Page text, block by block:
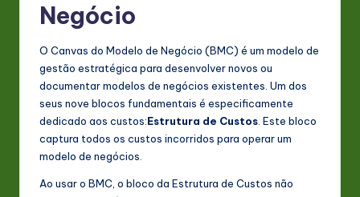
Negócio
O Canvas do Modelo de Negócio (BMC) é um modelo de
gestão estratégica para desenvolver novos ou
documentar modelos de negócios existentes. Um dos
seus nove blocos fundamentais é especificamente
dedicado aos custos:Estrutura de Custos. Este bloco
captura todos os custos incorridos para operar um
modelo de negócios.
Ao usar o BMC, o bloco da Estrutura de Custos não